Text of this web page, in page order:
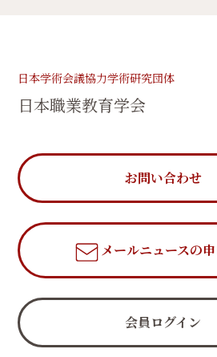
日本学術会議協力学術研究団体
日本職業教育学会
お問い合わせ
メールニュースの
会員ログイン